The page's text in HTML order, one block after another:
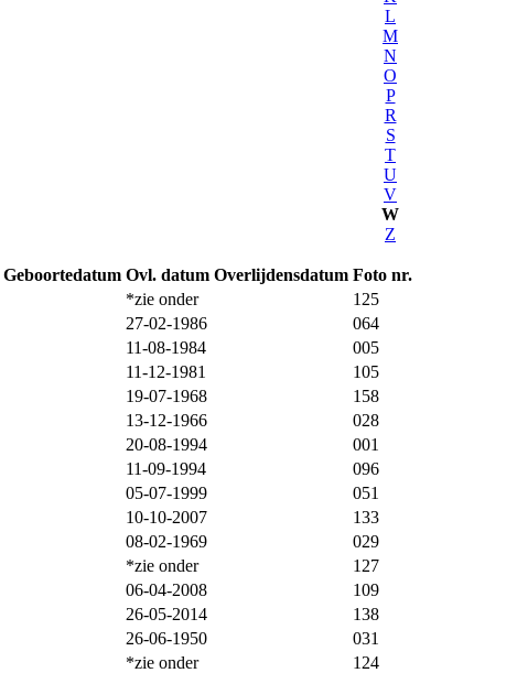
L
M
N
O
P
R
S
T
U
V
W
Z
Geboortedatum Ovl. datum Overlijdensdatum Foto nr.
*zie onder
125
27-02-1986
064
11-08-1984
005
11-12-1981
105
19-07-1968
158
13-12-1966
028
20-08-1994
001
11-09-1994
096
05-07-1999
051
10-10-2007
133
08-02-1969
029
*zie onder
127
06-04-2008
109
26-05-2014
138
26-06-1950
031
*zie onder 124